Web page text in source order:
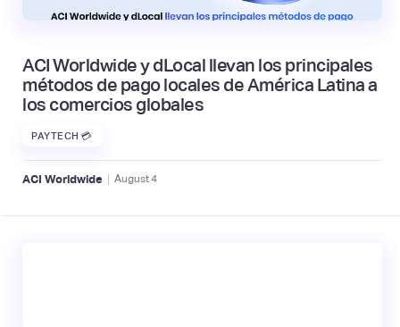
ACI Worldwide y dLocal llevan los principales
métodos de pago locales de América Latina a
los comercios globales
PAYTECH 💳
ACI Worldwide | August4